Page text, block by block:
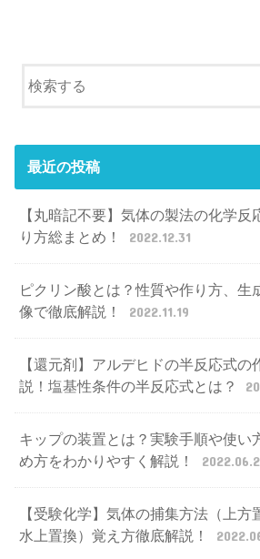
最近の投稿
【丸暗記不要】気体の製法の化学反
り方総まとめ！
2022.12.31
ピクリン酸とは？性質や作り方、生
像で徹底解説！
2022.11.19
【還元剤】アルデヒドの半反応式の
説！塩基性条件の半反応式とは？
キップの装置とは？実験手順や使い
め方をわかりやすく解説！
【受験化学】気体の捕集方法（上方
水上置換）覚え方徹底解説！